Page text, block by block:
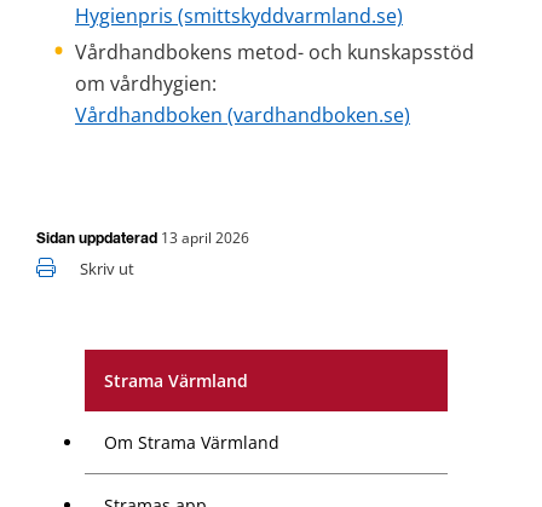
Strama Värmland
Om Strama Värmland
Hygienpris (smittskyddvarmland.se)
Vårdhandbokens metod- och kunskapsstöd
om vårdhygien:
Vårdhandboken (vardhandboken.se)
Sidan uppdaterad 13 april 2026
Skriv ut